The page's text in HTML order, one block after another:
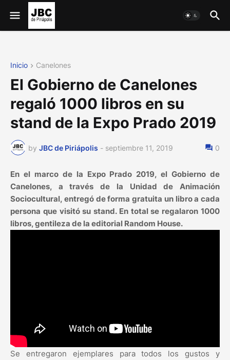
Inicio Canelones
El Gobierno de Canelones
regaló 1000 libros en su
stand de la Expo Prado 2019
by JBC de Piriápolis - septiembre 11, 2019 0
En el marco de la Expo Prado 2019, el Gobierno de
Canelones, a través de la Unidad de Animación
Sociocultural, entregó de forma gratuita un libro a cada
persona que visitó su stand. En total se regalaron 1000
libros, gentileza de la editorial Random House.
Se entregaron ejemplares para todos los gustos y